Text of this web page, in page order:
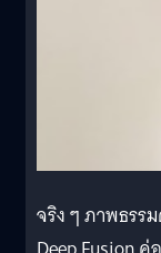
จริง ๆ ภาพธรร